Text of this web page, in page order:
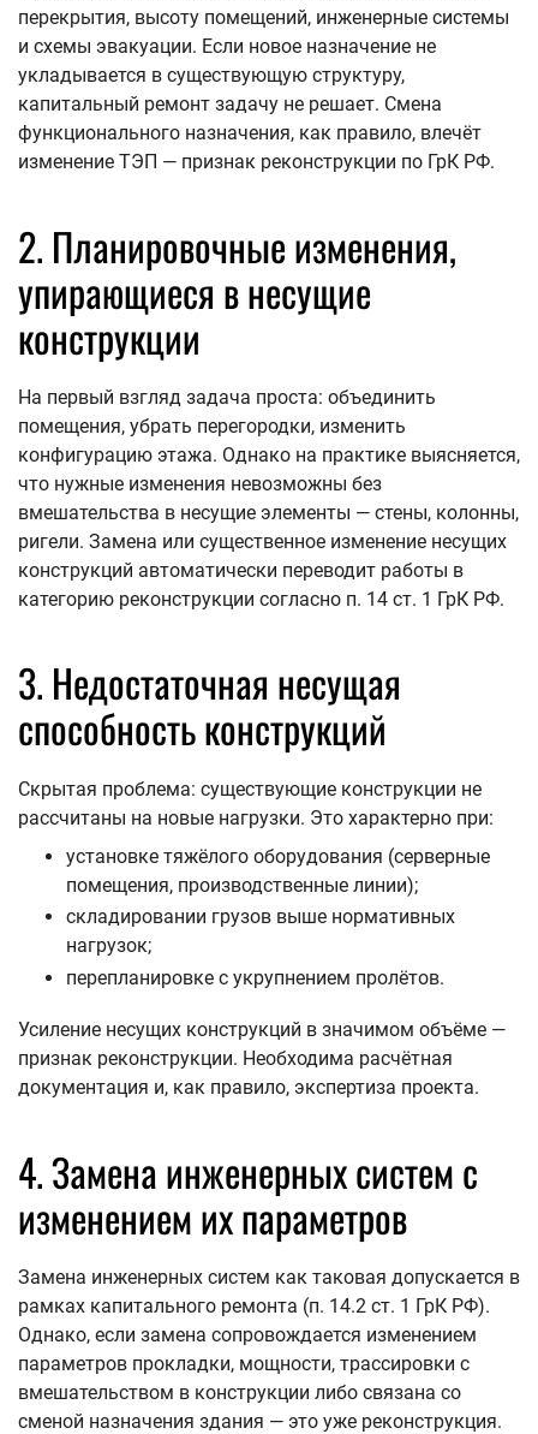
перекрытия, высоту помещений, инженерные системы
и схемы эвакуации. Если новое назначение не
укладывается в существующую структуру,
капитальный ремонт задачу не решает. Смена
функционального назначения, как правило, влечёт
изменение ТЭП — признак реконструкции по ГрК РФ.
2. Планировочные изменения,
упирающиеся в несущие
конструкции
На первый взгляд задача проста: объединить
помещения, убрать перегородки, изменить
конфигурацию этажа. Однако на практике выясняется,
что нужные изменения невозможны без
вмешательства в несущие элементы — стены, колонны,
ригели. Замена или существенное изменение несущих
конструкций автоматически переводит работы в
категорию реконструкции согласно п. 14 ст. 1 ГрК РФ.
3. Недостаточная несущая
способность конструкций
Скрытая проблема: существующие конструкции не
рассчитаны на новые нагрузки. Это характерно при:
установке тяжёлого оборудования (серверные
помещения, производственные линии);
складировании грузов выше нормативных
нагрузок;
перепланировке с укрупнением пролётов.
Усиление несущих конструкций в значимом объёме —
признак реконструкции. Необходима расчётная
документация и, как правило, экспертиза проекта.
4. Замена инженерных систем с
изменением их параметров
Замена инженерных систем как таковая допускается в
рамках капитального ремонта (п. 14.2 ст. 1 ГрК РФ).
Однако, если замена сопровождается изменением
параметров прокладки, мощности, трассировки с
вмешательством в конструкции либо связана со
сменой назначения здания — это уже реконструкция.